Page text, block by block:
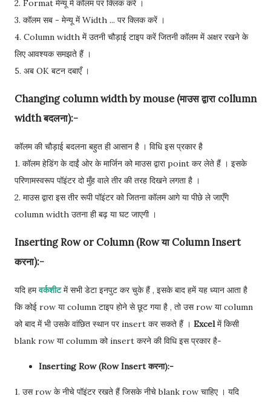
2. Format मेन्यू में कॉलम पर क्लिक करें ।
3. कॉलम सब - मेन्यू में Width ... पर क्लिक करें ।
4. Column width में उतनी चौड़ाई टाइप करें जितनी कॉलम में अक्षर रखने के
लिए आवश्यक समझते हैं ।
5. अब OK बटन दबाएँ ।
Changing column width by mouse (माउस द्वारा collumn
width बदलना):-
कॉलम की चौड़ाई बदलना बहुत ही आसान है । विधि इस प्रकार है
1. कॉलम हेडिंग के दाईं ओर के मार्जिन को माउस द्वारा point कर लेते हैं । इसके
परिणामस्वरूप पॉइंटर दो मुँह वाले तीर की तरह दिखने लगता है ।
2. माउस द्वारा इस तीर रूपी पॉइंटर को जितना कॉलम आगे या पीछे ले जाएँगे
column width उतना ही बढ़ या घट जाएगी ।
Inserting Row or Column (Row या Column Insert
करना):-
यदि हमवर्कशीटमें सभी डेटा इनपुट कर चुके हैं , इसके बाद हमें यह ध्यान आता है
कि कोई row या column टाइप होने से छूट गया है , तो उस row या column
को बाद में भी उसके वांछित स्थान पर insert कर सकते हैं । Excel में किसी
blank row या columm को insert करने की विधि इस प्रकार है-
Inserting Row (Row Insert करना):-
1. उस row के नीचे पॉइंटर रखते हैं जिसके नीचे blank row चाहिए । यदि